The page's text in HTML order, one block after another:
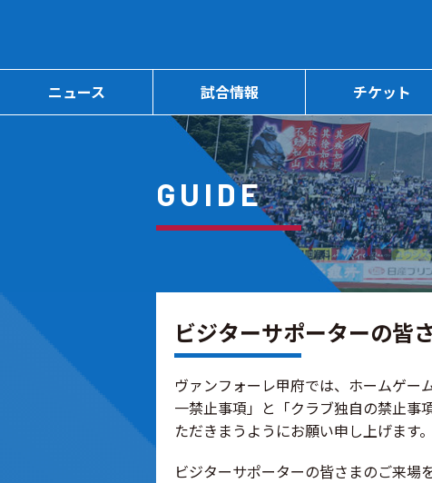
ニュース 試合情報 チケット
GUIDE
ビジターサポーターの皆
ヴァンフォーレ甲府では、ホームゲー
一禁止事項」と「クラブ独自の禁止事
ただきまうようにお願い申し上げます。
ビジターサポーターの皆さまのご来場